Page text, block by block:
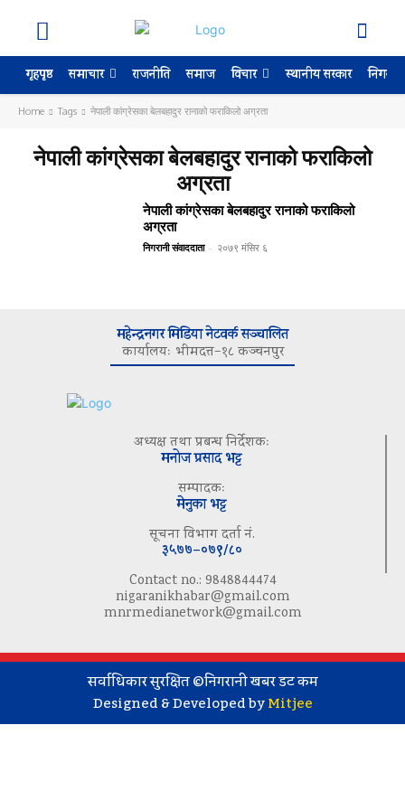
गृहपृष्ठ समाचार राजनीति समाज विचार स्थानीय सरकार
Home Tags नेपाली कांग्रेसका बेलबहादुर रानाको फराकिलो अग्रता
नेपाली कांग्रेसका बेलबहादुर रानाको फराकिलो
अग्रता
नेपाली कांग्रेसका बेलबहादुर रानाको फराकिलो
अग्रता
निगरानी संवाददाता - २०७९ मंसिर ६
महेन्द्रनगर मिडिया नेटवर्क सञ्चालित
कार्यालयः भीमदत्त–१८ कञ्चनपुर
अध्यक्ष तथा प्रबन्ध निर्देशकः
मनोज प्रसाद भट्ट
सम्पादकः
मेनुका भट्ट
सूचना विभाग दर्ता नं.
३५७७–०७९/८०
Contact no.: 9848844474
nigaranikhabar@gmail.com
mnrmedianetwork@gmail.com
सर्वाधिकार सुरक्षित ©निगरानी खबर डट कम
Designed & Developed byMitjee